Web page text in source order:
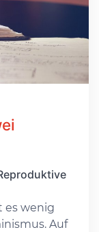
es wenig
Auf